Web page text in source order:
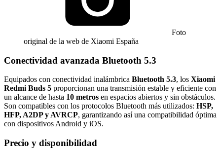
Foto
original de la web de Xiaomi España
Conectividad avanzada Bluetooth 5.3
Equipados con conectividad inalámbrica Bluetooth 5.3, los Xiaomi
Redmi Buds 5 proporcionan una transmisión estable y eficiente con
un alcance de hasta 10 metros en espacios abiertos y sin obstáculos.
Son compatibles con los protocolos Bluetooth más utilizados: HSP,
HFP, A2DP y AVRCP, garantizando así una compatibilidad óptima
con dispositivos Android y iOS.
Precio y disponibilidad